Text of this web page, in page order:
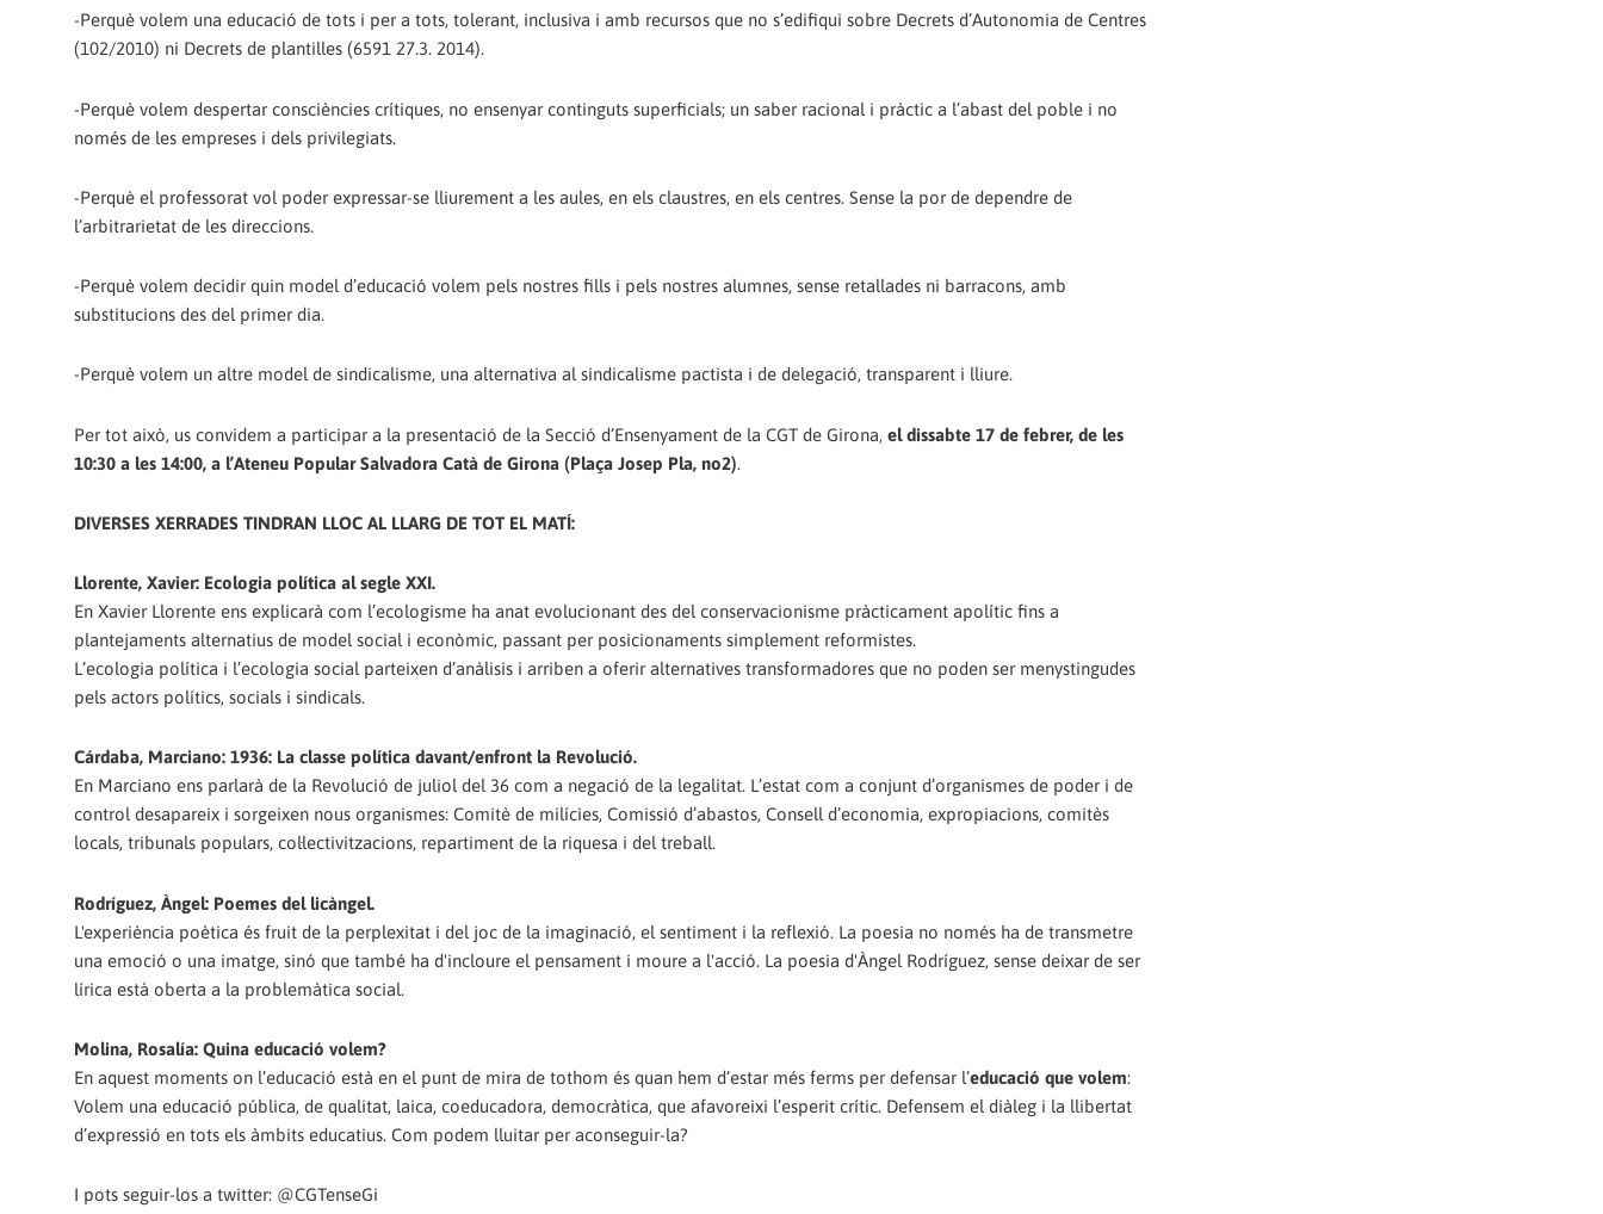
-Perquè volem una educació de tots i per a tots, tolerant, inclusiva i amb recursos que no s’edifiqui sobre Decrets d’Autonomia de Centres
(102/2010) ni Decrets de plantilles (6591 27.3. 2014).
-Perquè volem despertar consciències crítiques, no ensenyar continguts superficials; un saber racional i pràctic a l’abast del poble i no
només de les empreses i dels privilegiats.
-Perquè el professorat vol poder expressar-se lliurement a les aules, en els claustres, en els centres. Sense la por de dependre de
l’arbitrarietat de les direccions.
-Perquè volem decidir quin model d’educació volem pels nostres fills i pels nostres alumnes, sense retallades ni barracons, amb
substitucions des del primer dia.
-Perquè volem un altre model de sindicalisme, una alternativa al sindicalisme pactista i de delegació, transparent i lliure.
Per tot això, us convidem a participar a la presentació de la Secció d’Ensenyament de la CGT de Girona, el dissabte 17 de febrer, de les
10:30 a les 14:00, a l’Ateneu Popular Salvadora Catà de Girona (Plaça Josep Pla, no2).
DIVERSES XERRADES TINDRAN LLOC AL LLARG DE TOT EL MATÍ:
Llorente, Xavier: Ecologia política al segle XXI.
En Xavier Llorente ens explicarà com l’ecologisme ha anat evolucionant des del conservacionisme pràcticament apolític fins a
plantejaments alternatius de model social i econòmic, passant per posicionaments simplement reformistes.
L’ecologia política i l’ecologia social parteixen d’anàlisis i arriben a oferir alternatives transformadores que no poden ser menystingudes
pels actors polítics, socials i sindicals.
Cárdaba, Marciano: 1936: La classe política davant/enfront la Revolució.
En Marciano ens parlarà de la Revolució de juliol del 36 com a negació de la legalitat. L’estat com a conjunt d’organismes de poder i de
control desapareix i sorgeixen nous organismes: Comitè de milícies, Comissió d’abastos, Consell d’economia, expropiacions, comitès
locals, tribunals populars, col·lectivitzacions, repartiment de la riquesa i del treball.
Rodríguez, Àngel: Poemes del licàngel.
L'experiència poètica és fruit de la perplexitat i del joc de la imaginació, el sentiment i la reflexió. La poesia no només ha de transmetre
una emoció o una imatge, sinó que també ha d'incloure el pensament i moure a l'acció. La poesia d'Àngel Rodríguez, sense deixar de ser
lírica està oberta a la problemàtica social.
Molina, Rosalía: Quina educació volem?
En aquest moments on l’educació està en el punt de mira de tothom és quan hem d’estar més ferms per defensar l’educació que volem:
Volem una educació pública, de qualitat, laica, coeducadora, democràtica, que afavoreixi l’esperit crític. Defensem el diàleg i la llibertat
d’expressió en tots els àmbits educatius. Com podem lluitar per aconseguir-la?
I pots seguir-los a twitter: @CGTenseGi